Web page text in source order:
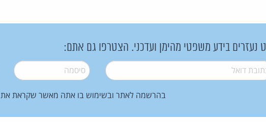
נעזרים בידע משפטי מהימן ועדכני. הצטרפו גם אתם:
* סיסמה*
בהרשמה לאתר ובשימוש בו אתה מאשר שקראת את